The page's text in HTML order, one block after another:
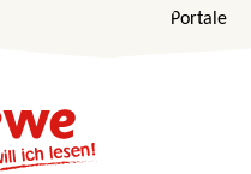
Portale